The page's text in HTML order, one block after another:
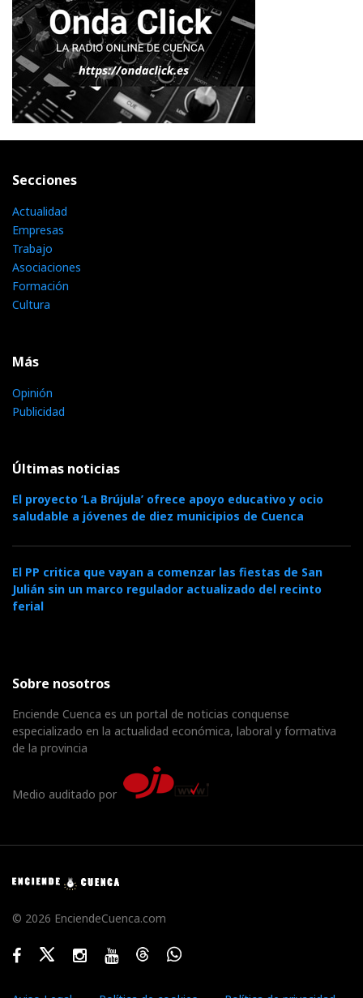
Secciones
Actualidad
Empresas
Trabajo
Asociaciones
Formación
Cultura
Más
Opinión
Publicidad
Últimas noticias
El proyecto ‘La Brújula’ ofrece apoyo educativo y ocio
saludable a jóvenes de diez municipios de Cuenca
El PP critica que vayan a comenzar las fiestas de San
Julián sin un marco regulador actualizado del recinto
ferial
Sobre nosotros
Enciende Cuenca es un portal de noticias conquense
especializado en la actualidad económica, laboral y formativa
de la provincia
Medio auditado por
© 2026 EnciendeCuenca.com
FacebookTwitterInstagramYoutubeThreadsWhatsApp